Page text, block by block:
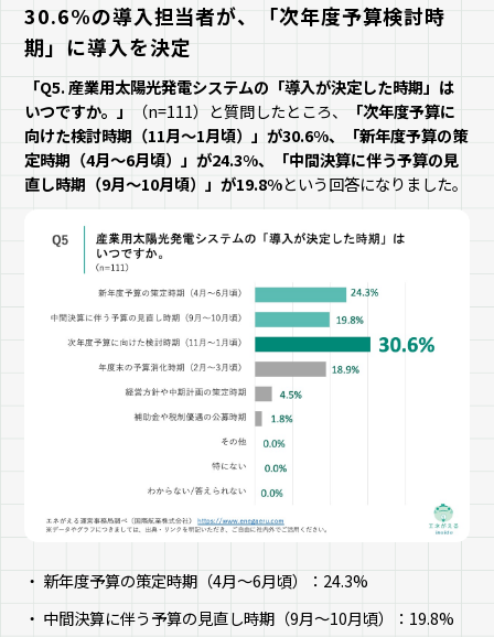
30.6%の導入担当者が、「次年度予算検討時
期」に導入を決定
「Q5. 産業用太陽光発電システムの「導入が決定した時期」は
いつですか。」
（n=111）と質問したところ、
「次年度予算に
向けた検討時期（11月～1月頃）」が30.6%、「新年度予算の策
定時期（4月～6月頃）」が24.3%、「中間決算に伴う予算の見
直し時期（9月～10月頃）」が19.8%という回答になりました。
新年度予算の策定時期（4月～6月頃）：24.3%
中間決算に伴う予算の見直し時期（9月～10月頃）：19.8%